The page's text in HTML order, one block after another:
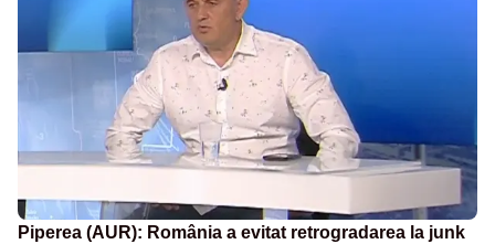
Piperea (AUR): România a evitat retrogradarea la junk